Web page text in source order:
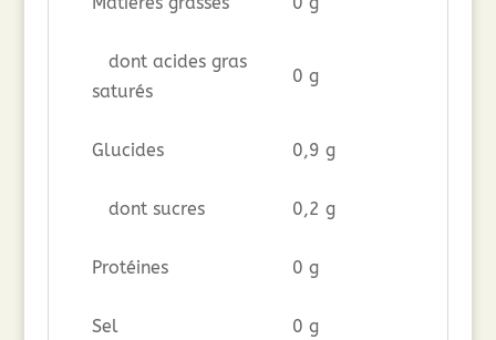
dont acides gras
saturés
0 g
Glucides 0,9 g
dont sucres 0,2 g
Protéines 0 g
Sel 0 g